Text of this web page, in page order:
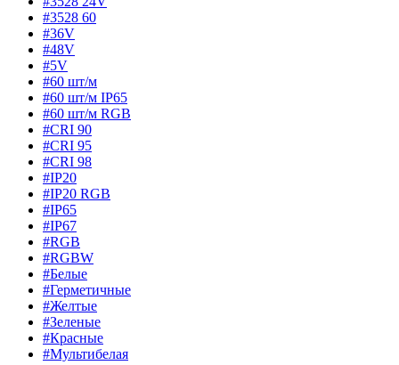
#3528 60
#36V
#48V
#5V
#60 шт/м
#60 шт/м IP65
#60 шт/м RGB
#CRI 90
#CRI 95
#CRI 98
#IP20
#IP20 RGB
#IP65
#IP67
#RGB
#RGBW
#Белые
#Герметичные
#Желтые
#Зеленые
#Красные
#Мультибелая